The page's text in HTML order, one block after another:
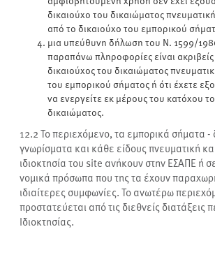
δικαιούχο του δικαιώματος
από το δικαιούχο του εμπορικού
μια υπεύθυνη δήλωση του Ν. 1599/
παραπάνω πληροφορίες είναι ακριβείς
δικαιούχος του δικαιώματος
του εμπορικού σήματος ή ότι έχετε
να ενεργείτε εκ μέρους του κατόχου
δικαιώματος.
12.2To περιεχόμενο, τα εμπορικά σήματα -
γνωρίσματα και κάθε είδους πνευματική
ιδιοκτησία του site ανήκουν στην ΕΣΑΠΕ ή
νομικά πρόσωπα που της τα έχουν
ιδιαίτερες συμφωνίες. Το ανωτέρω
προστατεύεται από τις διεθνείς διατάξεις
Ιδιοκτησίας.